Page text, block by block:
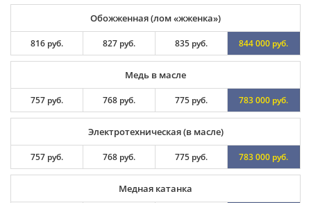
Обожженная (лом «жженка»)
816 руб. 827 руб. 835 руб. 844 000 руб.
Медь в масле
757 руб. 768 руб. 775 руб. 783 000 руб.
Электротехническая (в масле)
757 руб. 768 руб. 775 руб. 783 000 руб.
Медная катанка